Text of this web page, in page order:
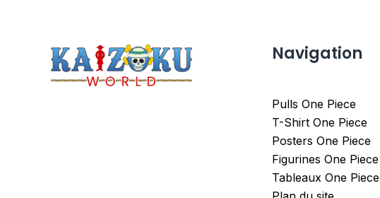
Navigation
Pulls One Piece
T-Shirt One Piece
Posters One Piece
Figurines One Piece
Tableaux One Piece